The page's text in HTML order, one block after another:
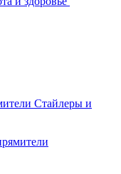
Стайлеры и